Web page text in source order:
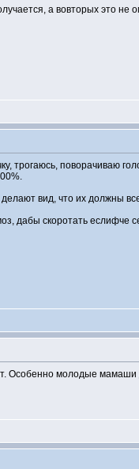
а вовторых это не
трогаюсь, поворачиваю
вид, что их должны
дабы скоротать еслифче
Особенно молодые